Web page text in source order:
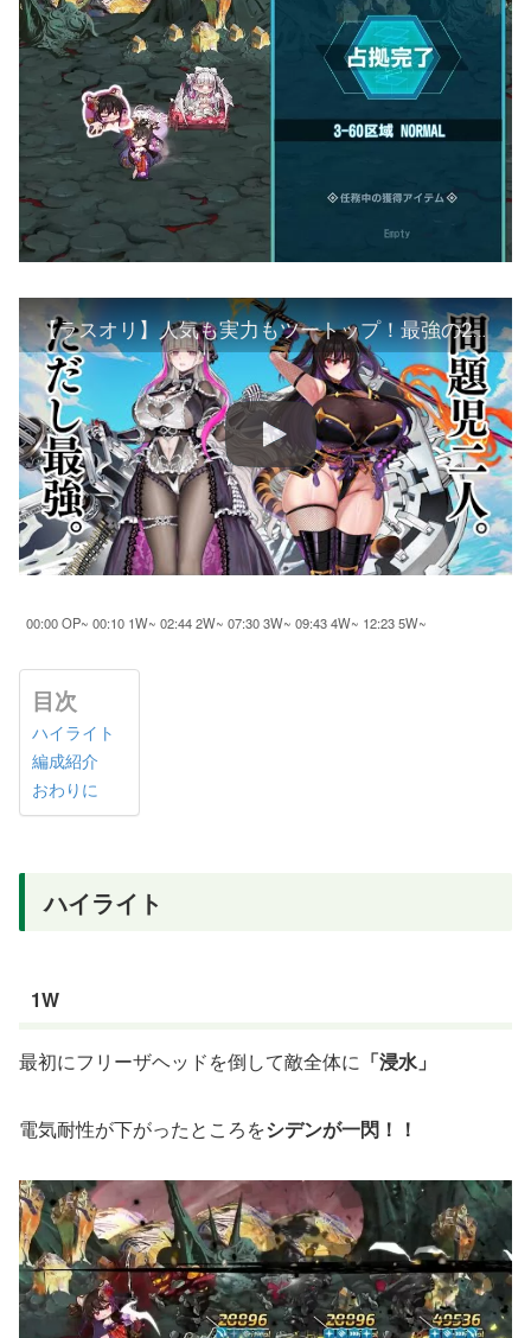
【ラスオリ】人気も実力もツートップ！最強の2人だけで変化の聖所3-60攻略！！【シデン/エタニティ】
00:00 OP~ 00:10 1W~ 02:44 2W~ 07:30 3W~ 09:43 4W~ 12:23 5W~
目次
ハイライト
編成紹介
おわりに
ハイライト
1W
最初にフリーザヘッドを倒して敵全体に 「浸水」
電気耐性が下がったところをシデンが一閃！！